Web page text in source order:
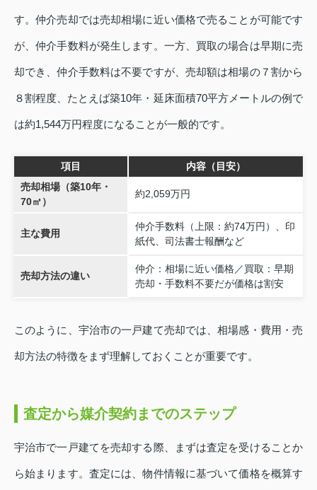
す。仲介売却では売却相場に近い価格で売ることが可能です
が、仲介手数料が発生します。一方、買取の場合は早期に売
却でき、仲介手数料は不要ですが、売却額は相場の７割から
８割程度、たとえば築10年・延床面積70平方メートルの例で
は約1,544万円程度になることが一般的です。
項目
内容（目安）
売却相場（築10年・
70㎡）
約2,059万円
主な費用
仲介手数料（上限：約74万円）、印
紙代、司法書士報酬など
売却方法の違い
仲介：相場に近い価格／買取：早期
売却・手数料不要だが価格は割安
このように、宇治市の一戸建て売却では、相場感・費用・売
却方法の特徴をまず理解しておくことが重要です。
査定から媒介契約までのステップ
宇治市で一戸建てを売却する際、まずは査定を受けることか
ら始まります。査定には、物件情報に基づいて価格を概算す